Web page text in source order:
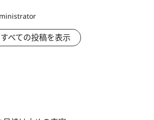
すべての投稿を表示